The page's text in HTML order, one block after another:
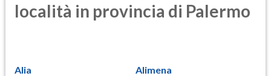
località in provincia di Palermo
Alia Alimena